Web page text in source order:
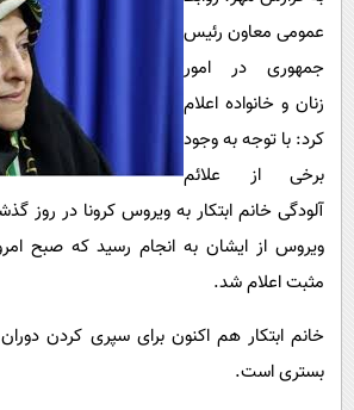
حوادث
دانلود
عمومی معاون رئیس
جمهوری در امور
زنان و خانواده اعلام
کرد: با توجه به وجود
برخی از علائم
آلودگی خانم ابتکار به ویروس کرونا در روز
ویروس از ایشان به انجام رسید که صبح
مثبت اعلام شد.
خانم ابتکار هم اکنون برای سپری کردن
بستری است.